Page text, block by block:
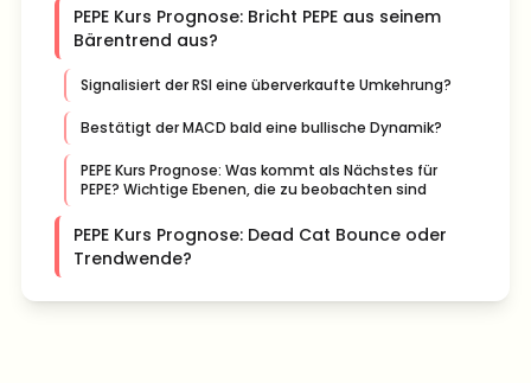
PEPE Kurs Prognose: Bricht PEPE aus seinem
Bärentrend aus?
Signalisiert der RSI eine überverkaufte Umkehrung?
Bestätigt der MACD bald eine bullische Dynamik?
PEPE Kurs Prognose: Was kommt als Nächstes für
PEPE? Wichtige Ebenen, die zu beobachten sind
PEPE Kurs Prognose: Dead Cat Bounce oder
Trendwende?